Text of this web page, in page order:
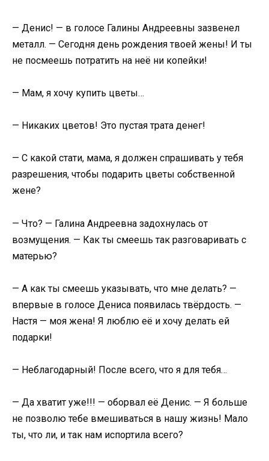
— Денис! — в голосе Галины Андреевны зазвенел
металл. — Сегодня день рождения твоей жены! И ты
не посмеешь потратить на неё ни копейки!
— Мам, я хочу купить цветы…
— Никаких цветов! Это пустая трата денег!
— С какой стати, мама, я должен спрашивать у тебя
разрешения, чтобы подарить цветы собственной
жене?
— Что? — Галина Андреевна задохнулась от
возмущения. — Как ты смеешь так разговаривать с
матерью?
— А как ты смеешь указывать, что мне делать? —
впервые в голосе Дениса появилась твёрдость. —
Настя — моя жена! Я люблю её и хочу делать ей
подарки!
— Неблагодарный! После всего, что я для тебя…
— Да хватит уже!!! — оборвал её Денис. — Я больше
не позволю тебе вмешиваться в нашу жизнь! Мало
ты, что ли, и так нам испортила всего?